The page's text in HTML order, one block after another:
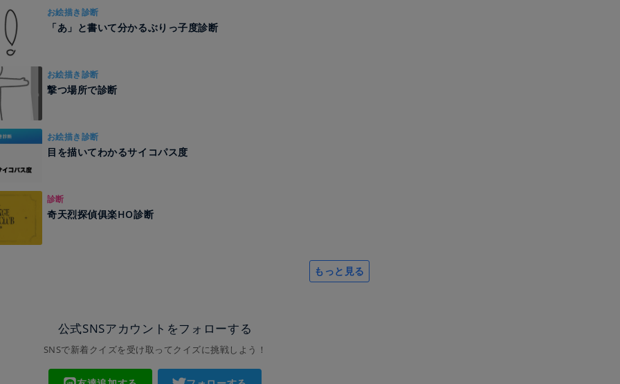
お絵描き診断
「あ」と書いて分かるぶりっ子度診断
お絵描き診断
撃つ場所で診断
お絵描き診断
目を描いてわかるサイコパス度
診断
奇天烈探偵俱楽HO診断
もっと見る
公式SNSアカウントをフォローする
SNSで新着クイズを受け取ってクイズに挑戦しよう！